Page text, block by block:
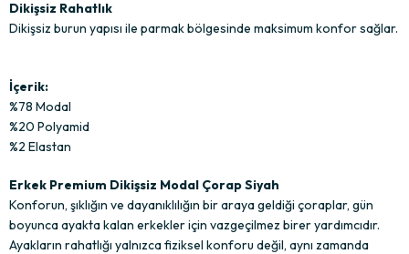
Dikişsiz Rahatlık
Dikişsiz burun yapısı ile parmak bölgesinde maksimum konfor sağlar.
İçerik:
%78 Modal
%20 Polyamid
%2 Elastan
Erkek Premium Dikişsiz Modal Çorap Siyah
Konforun, şıklığın ve dayanıklılığın bir araya geldiği çoraplar, gün
boyunca ayakta kalan erkekler için vazgeçilmez birer yardımcıdır.
Ayakların rahatlığı yalnızca fiziksel konforu değil, aynı zamanda